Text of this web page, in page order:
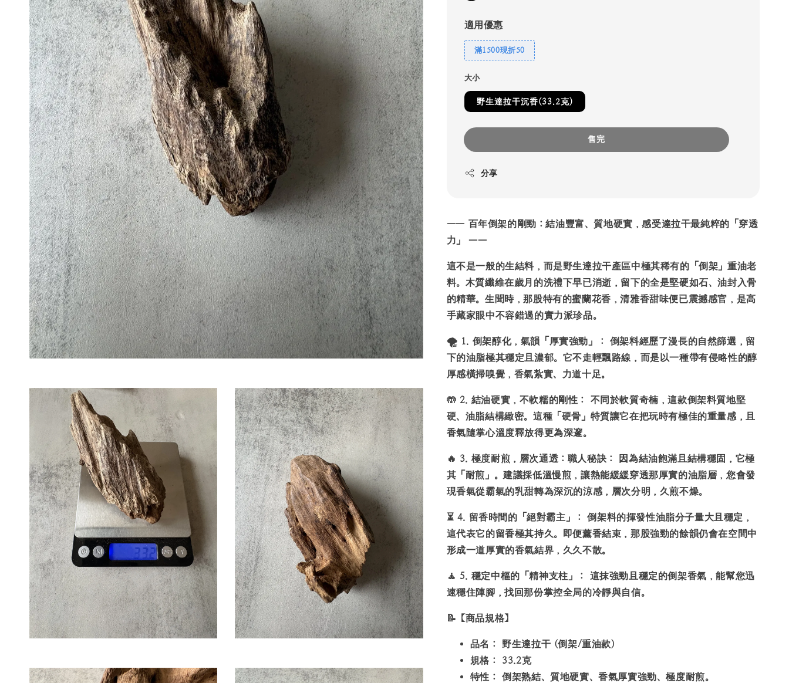
適用優惠
滿1500現折50
大小
野生達拉干沉香(33.2克)
售完
分享
—— 百年倒架的剛勁：結油豐富、質地硬實，感受達拉干最純粹的「穿透
力」 ——
這不是一般的生結料，而是野生達拉干產區中極其稀有的「倒架」重油老
料。木質纖維在歲月的洗禮下早已消逝，留下的全是堅硬如石、油封入骨
的精華。生聞時，那股特有的蜜蘭花香，清雅香甜味便已震撼感官，是高
手藏家眼中不容錯過的實力派珍品。
🌪️ 1. 倒架醇化，氣韻「厚實強勁」：
倒架料經歷了漫長的自然篩選，留
下的油脂極其穩定且濃郁。它不走輕飄路線，而是以一種帶有侵略性的醇
厚感橫掃嗅覺，香氣紮實、力道十足。
🤲 2. 結油硬實，不軟糯的剛性：
不同於軟質奇楠，這款倒架料質地堅
硬、油脂結構緻密。這種「硬骨」特質讓它在把玩時有極佳的重量感，且
香氣隨掌心溫度釋放得更為深邃。
🔥 3. 極度耐煎，層次通透：職人秘訣：
因為結油飽滿且結構穩固，它極
其「耐煎」。建議採低溫慢煎，讓熱能緩緩穿透那厚實的油脂層，您會發
現香氣從霸氣的乳甜轉為深沉的涼感，層次分明，久煎不燥。
⏳ 4. 留香時間的「絕對霸主」：
倒架料的揮發性油脂分子量大且穩定，
這代表它的留香極其持久。即便薰香結束，那股強勁的餘韻仍會在空間中
形成一道厚實的香氣結界，久久不散。
🧘 5. 穩定中樞的「精神支柱」：
這抹強勁且穩定的倒架香氣，能幫您迅
速穩住陣腳，找回那份掌控全局的冷靜與自信。
📝 【商品規格】
品名： 野生達拉干 (倒架/重油款)
規格：
33.2克
特性：
倒架熟結、質地硬實、香氣厚實強勁、極度耐煎。